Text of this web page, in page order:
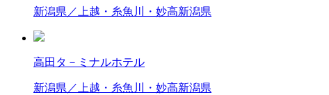
新潟県／上越・糸魚川・妙高新潟県
高田タ－ミナルホテル
新潟県／上越・糸魚川・妙高新潟県